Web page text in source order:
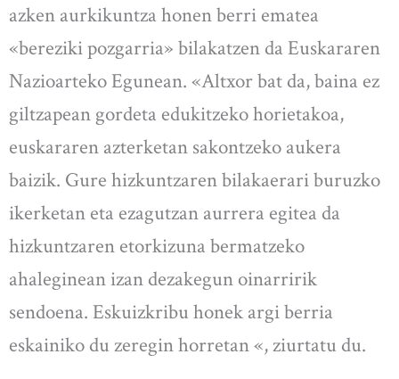
azken aurkikuntza honen berri ematea
«bereziki pozgarria» bilakatzen da Euskararen
Nazioarteko Egunean. «Altxor bat da, baina ez
giltzapean gordeta edukitzeko horietakoa,
euskararen azterketan sakontzeko aukera
baizik. Gure hizkuntzaren bilakaerari buruzko
ikerketan eta ezagutzan aurrera egitea da
hizkuntzaren etorkizuna bermatzeko
ahaleginean izan dezakegun oinarririk
sendoena. Eskuizkribu honek argi berria
eskainiko du zeregin horretan «, ziurtatu du.